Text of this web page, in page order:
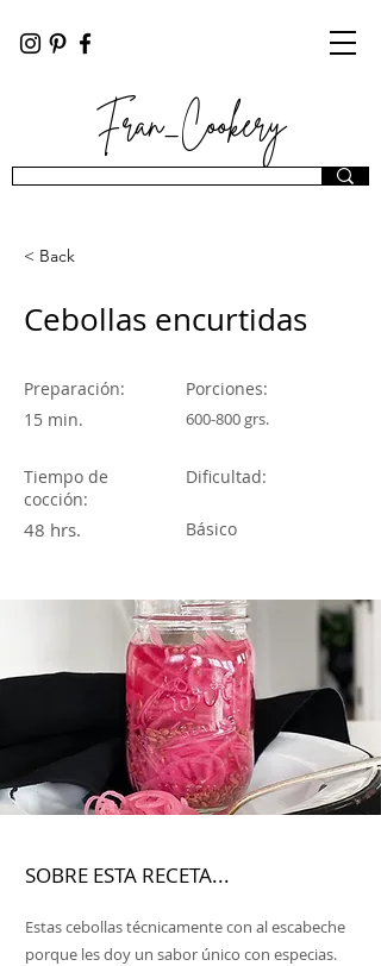
Fran_Cookery
< Back
Cebollas encurtidas
Preparación:
15 min.
Tiempo de
cocción:
48 hrs.
Porciones:
600-800 grs.
Dificultad:
Básico
SOBRE ESTA RECETA...
Estas cebollas técnicamente con al escabeche
porque les doy un sabor único con especias.